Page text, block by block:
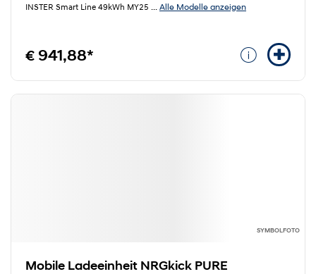
INSTER Smart Line 49kWh MY25 ... Alle Modelle anzeigen
€ 941,88*
SYMBOLFOTO
Mobile Ladeeinheit NRGkick PURE